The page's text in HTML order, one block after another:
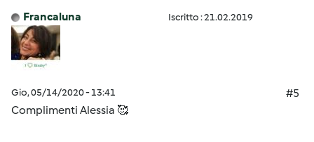
Francaluna Iscritto : 21.02.2019
Gio, 05/14/2020 - 13:41
#5
Complimenti Alessia 🥰